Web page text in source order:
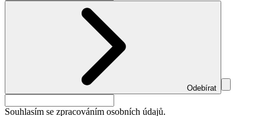
Odebírat
Souhlasím se zpracováním osobních údajů.